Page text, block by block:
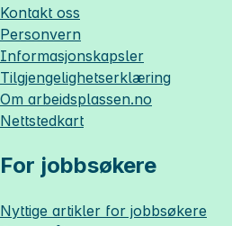
Kontakt oss
Personvern
Informasjonskapsler
Tilgjengelighetserklæring
Om arbeidsplassen.no
Nettstedkart
For jobbsøkere
Nyttige artikler for jobbsøkere